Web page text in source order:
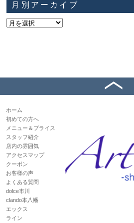
月別アーカイブ
ホーム
初めての方へ
メニュー＆プライス
スタッフ紹介
店内の雰囲気
アクセスマップ
クーポン
お客様の声
よくある質問
dolce市川
clando本八幡
エックス
ライン